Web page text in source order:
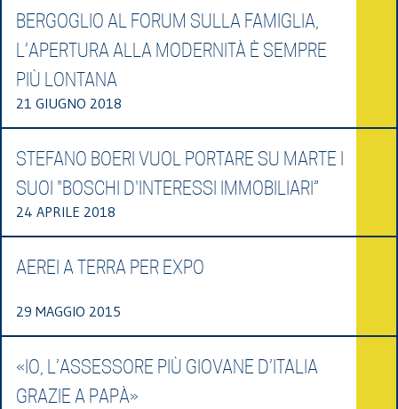
BERGOGLIO AL FORUM SULLA FAMIGLIA,
L’APERTURA ALLA MODERNITÀ È SEMPRE
PIÙ LONTANA
21 GIUGNO 2018
STEFANO BOERI VUOL PORTARE SU MARTE I
SUOI "BOSCHI D'INTERESSI IMMOBILIARI”
24 APRILE 2018
AEREI A TERRA PER EXPO
29 MAGGIO 2015
«IO, L’ASSESSORE PIÙ GIOVANE D’ITALIA
GRAZIE A PAPÀ»